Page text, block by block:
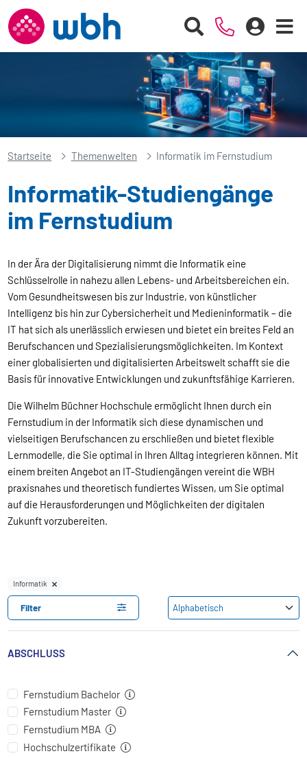
Startseite Themenwelten Informatik im Fernstudium
Informatik-Studiengänge
im Fernstudium
In der Ära der Digitalisierung nimmt die Informatik eine
Schlüsselrolle in nahezu allen Lebens- und Arbeitsbereichen ein.
Vom Gesundheitswesen bis zur Industrie, von künstlicher
Intelligenz bis hin zur Cybersicherheit und Medieninformatik – die
IT hat sich als unerlässlich erwiesen und bietet ein breites Feld an
Berufschancen und Spezialisierungsmöglichkeiten. Im Kontext
einer globalisierten und digitalisierten Arbeitswelt schafft sie die
Basis für innovative Entwicklungen und zukunftsfähige Karrieren.
Die Wilhelm Büchner Hochschule ermöglicht Ihnen durch ein
Fernstudium in der Informatik sich diese dynamischen und
vielseitigen Berufschancen zu erschließen und bietet flexible
Lernmodelle, die Sie optimal in Ihren Alltag integrieren können. Mit
einem breiten Angebot an IT-Studiengängen vereint die WBH
praxisnahes und theoretisch fundiertes Wissen, um Sie optimal
auf die Herausforderungen und Möglichkeiten der digitalen
Zukunft vorzubereiten.
Informatik
Filter
ABSCHLUSS
Fernstudium Bachelor
Fernstudium Master
Fernstudium MBA
Hochschulzertifikate